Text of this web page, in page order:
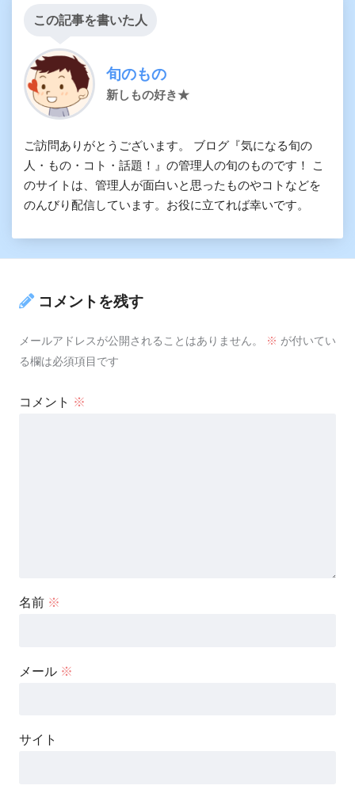
この記事を書いた人
旬のもの
新しもの好き★
ご訪問ありがとうございます。 ブログ『気になる旬の
人・もの・コト・話題！』の管理人の旬のものです！ こ
のサイトは、管理人が面白いと思ったものやコトなどを
のんびり配信しています。お役に立てれば幸いです。
コメントを残す
メールアドレスが公開されることはありません。 ※ が付いてい
る欄は必須項目です
コメント ※
名前 ※
メール ※
サイト